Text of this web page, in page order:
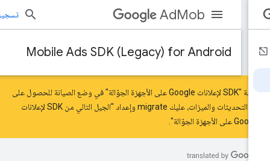
AdMob تسجيل
Mobile Ads SDK (Legacy) for Android
حزمة "SDK لإعلانات Google على الأجهزة الجوّالة" في وضع الصيانة للحصول على
التحديثات والميزات، عليكmigrateو
إعداد "الجيل التالي من SDK لإعلانات
.